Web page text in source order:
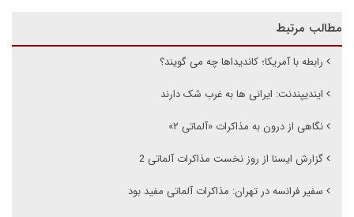
مطالب مرتبط
رابطه با آمریکا؛ کاندیداها چه می گویند؟
ایندیپندنت: ایرانی ها به غرب شک دارند
نگاهی از درون به مذاکرات «آلماتی ۲»
گزارش ایسنا از روز نخست مذاکرات آلماتی 2
سفیر فرانسه در تهران: مذاکرات آلماتی مفید بود